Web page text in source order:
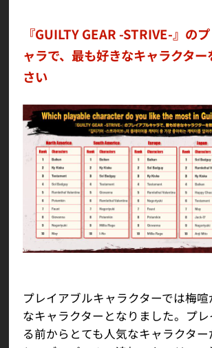
『GUILTY GEAR -STRIVE-』の
ャラで、最も好きなキャラクター
さい
プレイアブルキャラクターでは梅
なキャラクターとなりました。プ
る前からとても人気なキャラクター